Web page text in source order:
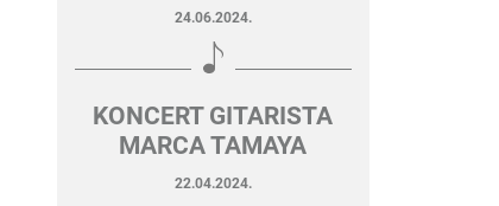
24.06.2024.
KONCERT GITARISTA
MARCA TAMAYA
22.04.2024.